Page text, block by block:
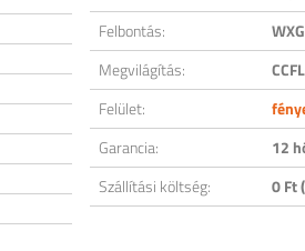
Felbontás:
Megvilágítás:
CCFL
Felület:
Garancia:
12
Szállítási költség:
0 Ft